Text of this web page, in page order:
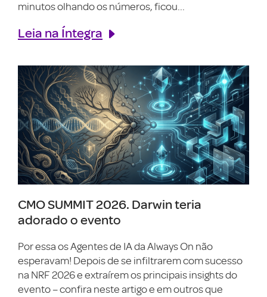
minutos olhando os números, ficou...
Leia na Íntegra
CMO SUMMIT 2026. Darwin teria
adorado o evento
Por essa os Agentes de IA da Always On não
esperavam! Depois de se infiltrarem com sucesso
na NRF 2026 e extraírem os principais insights do
evento – confira neste artigo e em outros que